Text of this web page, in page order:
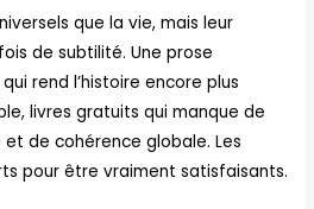
que la vie, mais leur
de subtilité. Une prose
rend l’histoire encore plus
livres gratuits qui manque de
de cohérence globale. Les
pour être vraiment satisfaisants.